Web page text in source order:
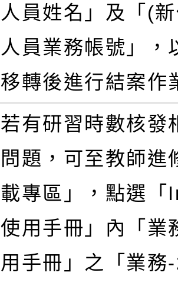
人員姓名」及「(
人員業務帳號」，
移轉後進行結案作
若有研習時數核發
問題，可至教師進
載專區」，點選
使用手冊」內「業
用手冊」之「業務